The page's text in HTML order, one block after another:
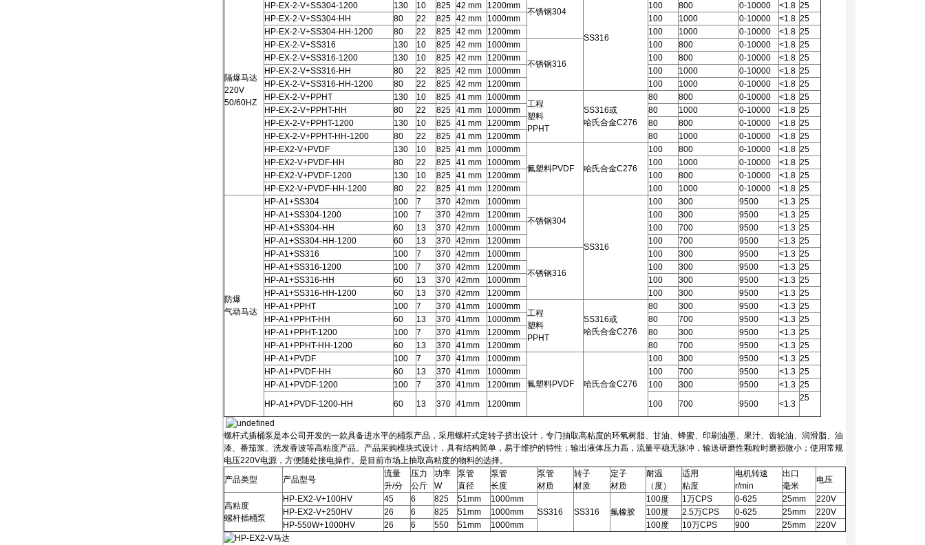
隔爆马达
220V
50/60HZ
不锈钢304
SS316
HP-EX-2-V+SS304-1200
130 10 825 42 mm 1200mm 100 800 0-10000 <1.8 25
HP-EX-2-V+SS304-HH
80 22 825 42 mm 1000mm 100 1000 0-10000 <1.8 25
HP-EX-2-V+SS304-HH-1200
80 22 825 42 mm 1200mm 100 1000 0-10000 <1.8 25
HP-EX-2-V+SS316
130 10 825 42 mm
1000mm
不锈钢316
100 800 0-10000 <1.8 25
HP-EX-2-V+SS316-1200
130 10 825 42 mm 1200mm 100 800 0-10000 <1.8 25
HP-EX-2-V+SS316-HH
80 22 825 42 mm 1000mm 100 1000 0-10000 <1.8 25
HP-EX-2-V+SS316-HH-1200
80 22 825 42 mm 1200mm 100 1000 0-10000 <1.8 25
HP-EX-2-V+PPHT
130 10 825 41 mm 1000mm
工程
塑料
PPHT
SS316或
哈氏合金C276
80 800 0-10000 <1.8 25
HP-EX-2-V+PPHT-HH
80 22 825 41 mm 1000mm 80 1000 0-10000 <1.8 25
HP-EX-2-V+PPHT-1200
130 10 825 41 mm 1200mm 80 800 0-10000 <1.8 25
HP-EX-2-V+PPHT-HH-1200
80 22 825 41 mm 1200mm 80 1000 0-10000 <1.8 25
HP-EX2-V+PVDF
130 10 825 41 mm
1000mm
氟塑料PVDF
哈氏合金C276
100 800 0-10000 <1.8 25
HP-EX2-V+PVDF-HH
80 22 825 41 mm 1000mm 100 1000 0-10000 <1.8 25
HP-EX2-V+PVDF-1200
130 10 825 41 mm 1200mm 100 800 0-10000 <1.8 25
HP-EX2-V+PVDF-HH-1200
80 22 825 41 mm 1200mm 100 1000 0-10000 <1.8 25
防爆
气动马达
HP-A1+SS304 100 7 370 42mm
1000mm
不锈钢304
SS316
100 300 9500 <1.3 25
HP-A1+SS304-1200
100 7 370 42mm 1200mm 100 300 9500 <1.3 25
HP-A1+SS304-HH
60 13 370 42mm 1000mm 100 700 9500 <1.3 25
HP-A1+SS304-HH-1200
60 13 370 42mm 1200mm 100 700 9500 <1.3 25
HP-A1+SS316
100 7 370 42mm
1000mm
不锈钢316
100 300 9500 <1.3 25
HP-A1+SS316-1200
100 7 370 42mm 1200mm 100 300 9500 <1.3 25
HP-A1+SS316-HH
60 13 370 42mm 1000mm 100 300 9500 <1.3 25
HP-A1+SS316-HH-1200
60 13 370 42mm 1200mm 100 300 9500 <1.3 25
HP-A1+PPHT
100 7 370 41mm 1000mm
工程
塑料
PPHT
SS316或
哈氏合金C276
80 300 9500 <1.3 25
HP-A1+PPHT-HH
60 13 370 41mm 1000mm 80 700 9500 <1.3 25
HP-A1+PPHT-1200
100 7 370 41mm 1200mm 80 300 9500 <1.3 25
HP-A1+PPHT-HH-1200
60 13 370 41mm 1200mm 80 700 9500 <1.3 25
HP-A1+PVDF
100 7 370 41mm 1000mm
氟塑料PVDF 哈氏合金C276
100 300 9500 <1.3 25
HP-A1+PVDF-HH
60 13 370 41mm 1000mm 100 700 9500 <1.3 25
HP-A1+PVDF-1200
100 7 370 41mm 1200mm 100 300 9500 <1.3 25
HP-A1+PVDF-1200-HH
60 13 370 41mm 1200mm 100 700 9500 <1.3
25
螺杆式插桶泵是本公司开发的一款具备进水平的桶泵产品，采用螺杆式定转子挤出设计，专门抽取高粘度的环氧树脂、甘油、蜂蜜、印刷油墨、果汁、齿轮油、润滑脂、油
漆、番茄浆、洗发香波等高粘度产品。产品采购模块式设计，具有结构简单，易于维护的特性；输出液体压力高，流量平稳无脉冲，输送研磨性颗粒时磨损微小；使用常规
电压220V电源，方便随处接电操作。是目前市场上抽取高粘度的物料的选择。
产品类型
产品型号
流量
升/分
压力
公斤
功率
W
泵管
直径
泵管
长度
泵管
材质
转子
材质
定子
材质
耐温
（度）
适用
粘度
电机转速
r/min
出口
毫米
电压
高粘度
螺杆插桶泵
HP-EX2-V+100HV 45 6 825 51mm
1000mm
SS316
SS316 氟橡胶
100度 1万CPS 0-625 25mm
220V
HP-EX2-V+250HV
26 6 825 51mm 1000mm 100度 2.5万CPS 0-625 25mm
220V
HP-550W+1000HV
26 6 550 51mm 1000mm 100度 10万CPS 900 25mm 220V